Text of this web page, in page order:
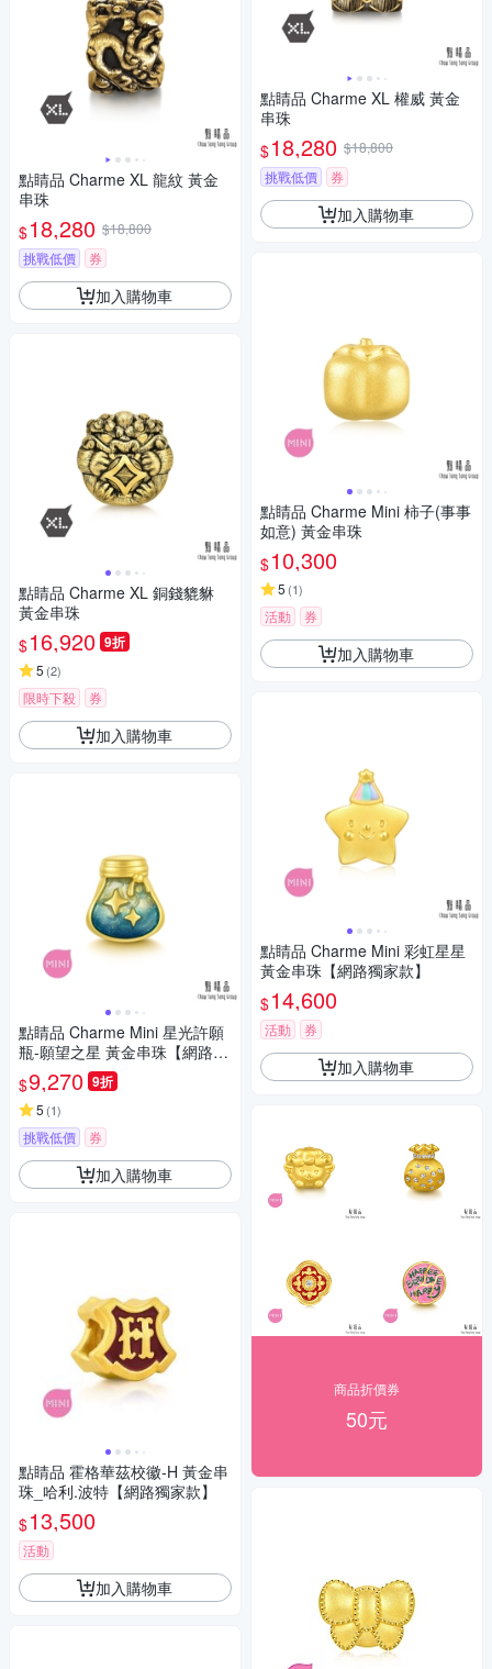
點睛品 Charme XL 龍紋 黃金
串珠
$18,280 $18,800
挑戰低價
券
加入購物車
點睛品 Charme XL 銅錢貔貅
黃金串珠
$16,920 9折
5 (2)
限時下殺 券
加入購物車
點睛品 Charme Mini 星光許願
瓶-願望之星 黃金串珠【網路獨
家款】
$9,270 9折
5 (1)
挑戰低價 券
加入購物車
點睛品 霍格華茲校徽-H 黃金串
珠_哈利.波特【網路獨家款】
$13,500
活動
加入購物車
點睛品 Charme XL 權威 黃金
串珠
$18,280 $18,800
挑戰低價
券
加入購物車
點睛品 Charme Mini 柿子(事事
如意) 黃金串珠
$10,300
5 (1)
活動 券
加入購物車
點睛品 Charme Mini 彩虹星星
黃金串珠【網路獨家款】
$14,600
活動 券
加入購物車
商品折價券
50元